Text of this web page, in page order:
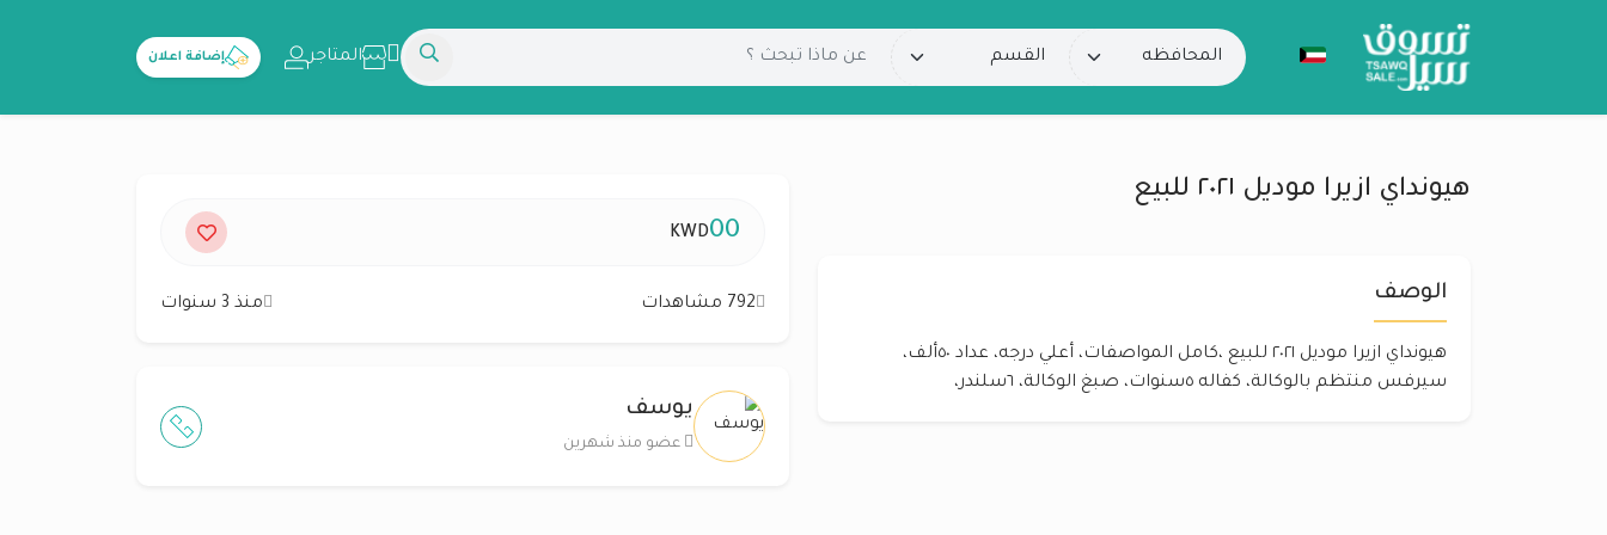
المتاجر إضافة اعلان
هيونداي ازيرا موديل ٢٠٢١ للبيع
الوصف
هيونداي ازيرا موديل ٢٠٢١ للبيع ،كامل المواصفات، أعلي درجه، عداد ٥٠ألف،
سيرفس منتظم بالوكالة، كفاله ٥سنوات، صبغ الوكالة، ٦سلندر،
00
KWD
792 مشاهدات منذ 3 سنوات
يوسف
عضو منذ شهرين